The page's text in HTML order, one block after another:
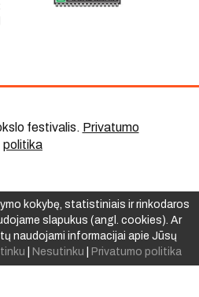
festivalis. Privatumo
politika
kokybę, statistiniais ir rinkodaros
slapukus (angl. cookies). Ar
naudojami informacijai apie Jūsų
Nesutinku Privatumo politika